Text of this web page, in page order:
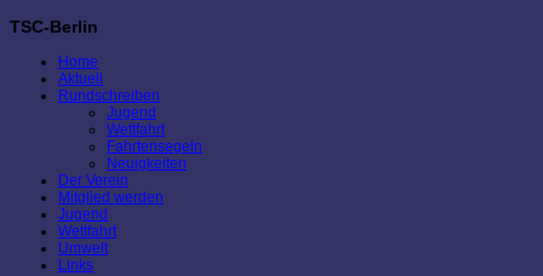
TSC-Berlin
Home
Aktuell
Rundschreiben
Jugend
Wettfahrt
Fahrtensegeln
Neuigkeiten
Der Verein
Mitglied werden
Jugend
Wettfahrt
Umwelt
Links